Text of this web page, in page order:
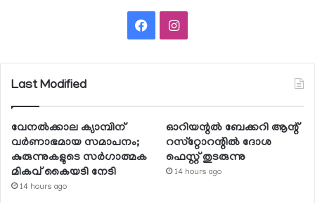
FacebookInstagram
Last Modified
വേനല്‍ക്കാല ക്യാമ്പിന്
വര്‍ണാഭമായ സമാപനം;
കുരുന്നുകളുടെ സര്‍ഗാത്മക
മികവ് കൈയടി നേടി
14 hours ago
ഓറിയന്റല്‍ ബേക്കറി ആന്റ്
റസ്‌റ്റോറന്റില്‍ ദോശ
ഫെസ്റ്റ് തുടരുന്നു
14 hours ago